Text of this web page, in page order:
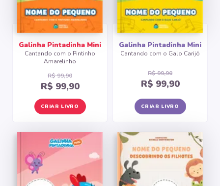
Galinha Pintadinha Mini
Cantando com o Pintinho
Amarelinho
R$ 99,90
R$ 99,90
CRIAR LIVRO
Galinha Pintadinha Mini
Cantando com o Galo Carijó
R$ 99,90
R$ 99,90
CRIAR LIVRO